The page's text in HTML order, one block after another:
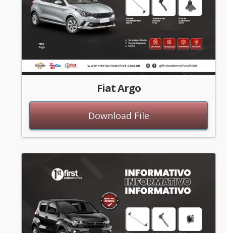
Fiat Argo
Download File